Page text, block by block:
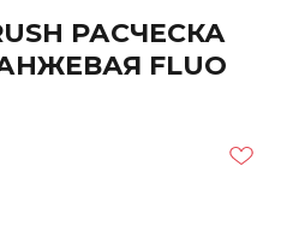
РАСЧЕСКА
FLUO